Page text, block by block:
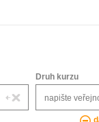
Druh kurzu